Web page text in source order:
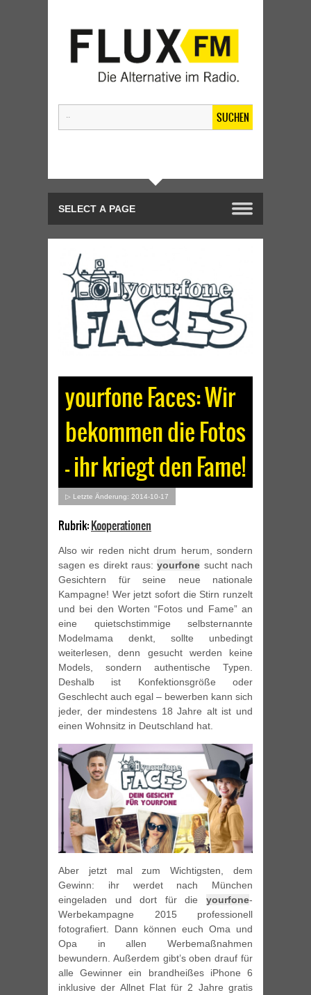
SUCHEN
yourfone Faces: Wir
bekommen die Fotos
– ihr kriegt den Fame!
▷ Letzte Änderung: 2014-10-17
Rubrik:Kooperationen
Also wir reden nicht drum herum, sondern
sagen es direkt raus:yourfone sucht nach
Gesichtern für seine neue nationale
Kampagne! Wer jetzt sofort die Stirn runzelt
und bei den Worten “Fotos und Fame” an
eine quietschstimmige selbsternannte
Modelmama denkt, sollte unbedingt
weiterlesen, denn gesucht werden keine
Models, sondern authentische Typen.
Deshalb ist Konfektionsgröße oder
Geschlecht auch egal – bewerben kann sich
jeder, der mindestens 18 Jahre alt ist und
einen Wohnsitz in Deutschland hat.
Aber jetzt mal zum Wichtigsten, dem
Gewinn: ihr werdet nach München
eingeladen und dort für die yourfone-
Werbekampagne 2015 professionell
fotografiert. Dann können euch Oma und
Opa in allen Werbemaßnahmen
bewundern. Außerdem gibt’s oben drauf für
alle Gewinner ein brandheißes iPhone 6
inklusive der Allnet Flat für 2 Jahre gratis